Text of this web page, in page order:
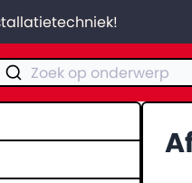
Zoek op onderwerp